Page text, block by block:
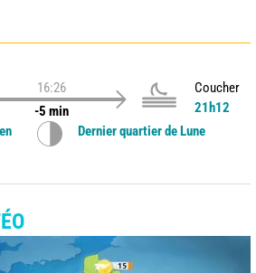
16:26
-5 min
Coucher
21h12
Dernier quartier de Lune